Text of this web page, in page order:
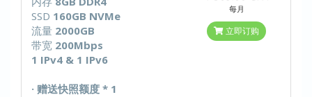
SSD 160GB NVMe
流量 2000GB
带宽 200Mbps
1 IPv4 & 1 IPv6
· 赠送快照额度 * 1
每月
立即订购